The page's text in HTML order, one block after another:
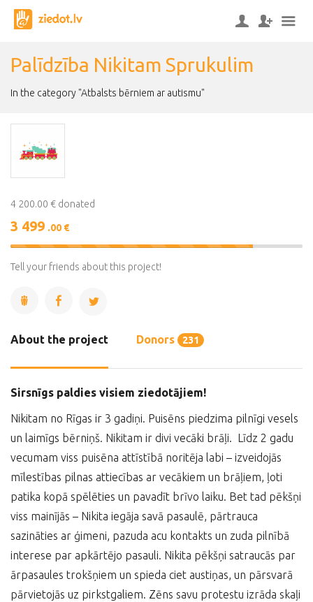
Palīdzība Nikitam Sprukulim
In the category "Atbalsts bērniem ar autismu"
4 200.00 € donated
3 499 .00 €
83%
Complete
Tell your friends about this project!
About the project Donors 231
Sirsnīgs paldies visiem ziedotājiem!
Nikitam no Rīgas ir 3 gadiņi. Puisēns piedzima pilnīgi vesels
un laimīgs bērniņš. Nikitam ir divi vecāki brāļi. Līdz 2 gadu
vecumam viss puisēna attīstībā noritēja labi – izveidojās
mīlestības pilnas attiecības ar vecākiem un brāļiem, ļoti
patika kopā spēlēties un pavadīt brīvo laiku. Bet tad pēkšņi
viss mainījās – Nikita iegāja savā pasaulē, pārtrauca
sazināties ar ģimeni, pazuda acu kontakts un zuda pilnībā
interese par apkārtējo pasauli. Nikita pēkšņi satraucās par
ārpasaules trokšņiem un spieda ciet austiņas, un pārsvarā
pārvietojās uz pirkstgaliem. Zēns savu protestu izrāda skaļi